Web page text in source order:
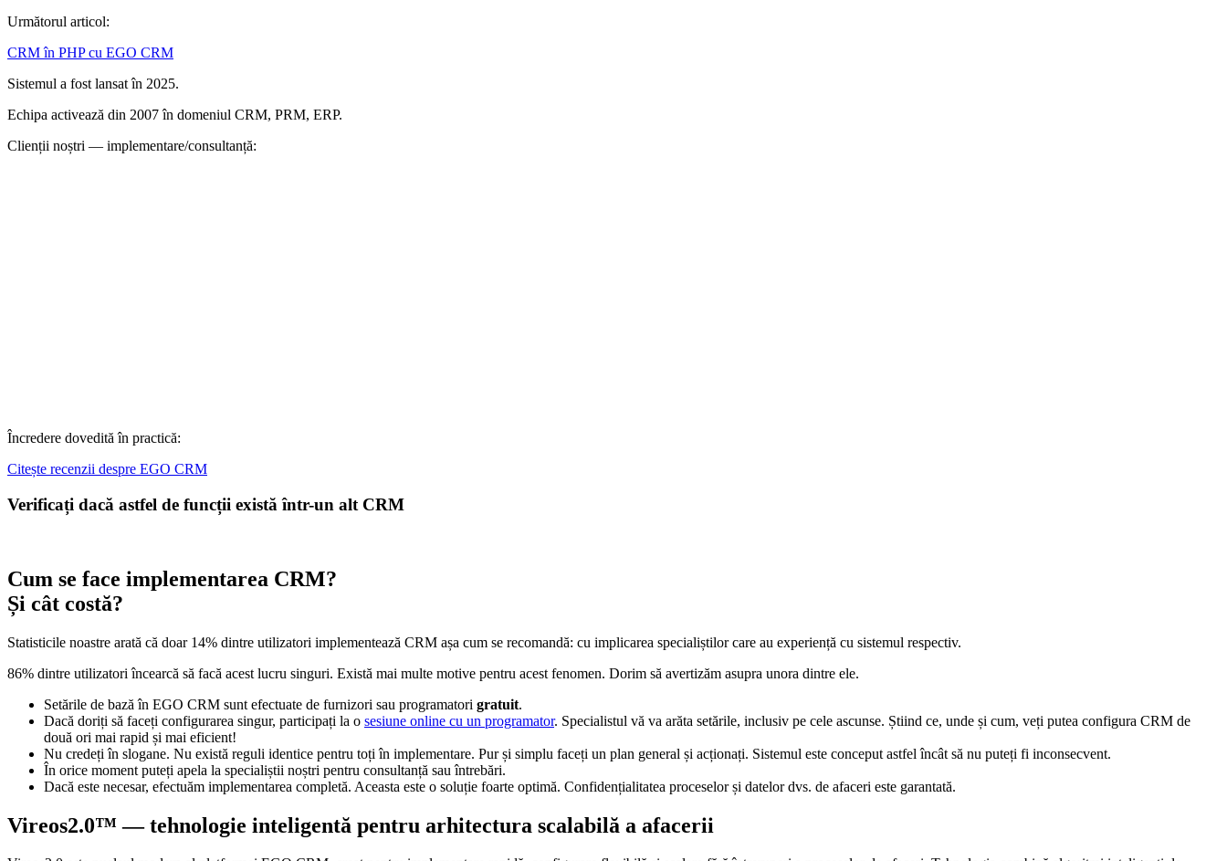
Următorul articol:
CRM în PHP cu EGO CRM
Sistemul a fost lansat în 2025.
Echipa activează din 2007 în domeniul CRM, PRM, ERP.
Clienții noștri — implementare/consultanță:
Încredere dovedită în practică:
Citește recenzii despre EGO CRM
Verificați dacă astfel de funcții există într-un alt CRM
Cum se face implementarea CRM?
Și cât costă?
Statisticile noastre arată că doar 14% dintre utilizatori implementează CRM așa cum se recomandă: cu implicarea specialiștilor care au experiență cu sistemul respectiv.
86% dintre utilizatori încearcă să facă acest lucru singuri. Există mai multe motive pentru acest fenomen. Dorim să avertizăm asupra unora dintre ele.
Setările de bază în EGO CRM sunt efectuate de furnizori sau programatori gratuit.
Dacă doriți să faceți configurarea singur, participați la o sesiune online cu un programator. Specialistul vă va arăta setările, inclusiv pe cele ascunse. Știind ce, unde și cum, veți putea configura CRM de
două ori mai rapid și mai eficient!
Nu credeți în slogane. Nu există reguli identice pentru toți în implementare. Pur și simplu faceți un plan general și acționați. Sistemul este conceput astfel încât să nu puteți fi inconsecvent.
În orice moment puteți apela la specialiștii noștri pentru consultanță sau întrebări.
Dacă este necesar, efectuăm implementarea completă. Aceasta este o soluție foarte optimă. Confidențialitatea proceselor și datelor dvs. de afaceri este garantată.
Vireos2.0™ — tehnologie inteligentă pentru arhitectura scalabilă a afacerii